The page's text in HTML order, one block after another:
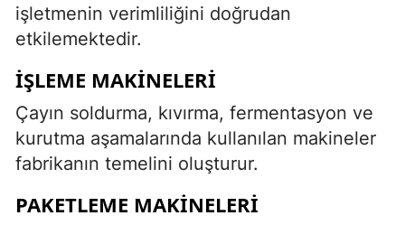
işletmenin verimliliğini doğrudan
etkilemektedir.
İŞLEME MAKINELERI
Çayın soldurma, kıvırma, fermentasyon ve
kurutma aşamalarında kullanılan makineler
fabrikanın temelini oluşturur.
PAKETLEME MAKINELERI